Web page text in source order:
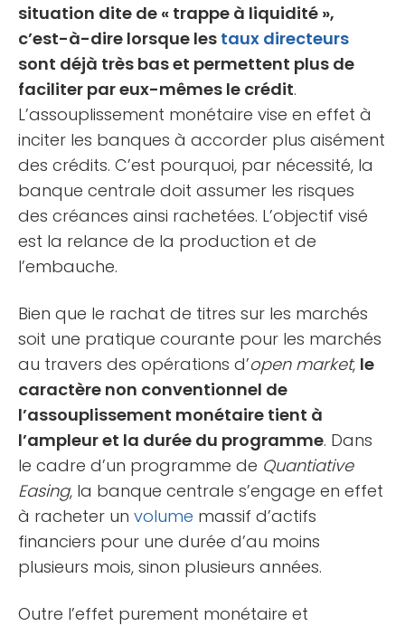
situation dite de « trappe à liquidité »,
c’est-à-dire lorsque les taux directeurs
sont déjà très bas et permettent plus de
faciliter par eux-mêmes le crédit.
L’assouplissement monétaire vise en effet à
inciter les banques à accorder plus aisément
des crédits. C’est pourquoi, par nécessité, la
banque centrale doit assumer les risques
des créances ainsi rachetées. L’objectif visé
est la relance de la production et de
l’embauche.
Bien que le rachat de titres sur les marchés
soit une pratique courante pour les marchés
au travers des opérations d’open market, le
caractère non conventionnel de
l’assouplissement monétaire tient à
l’ampleur et la durée du programme. Dans
le cadre d’un programme de Quantiative
Easing, la banque centrale s’engage en effet
à racheter un volume massif d’actifs
financiers pour une durée d’au moins
plusieurs mois, sinon plusieurs années.
Outre l’effet purement monétaire et